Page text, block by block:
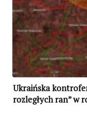
Ukraińska
rozległych ran” w